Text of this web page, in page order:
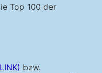
Top 100 der
bzw.